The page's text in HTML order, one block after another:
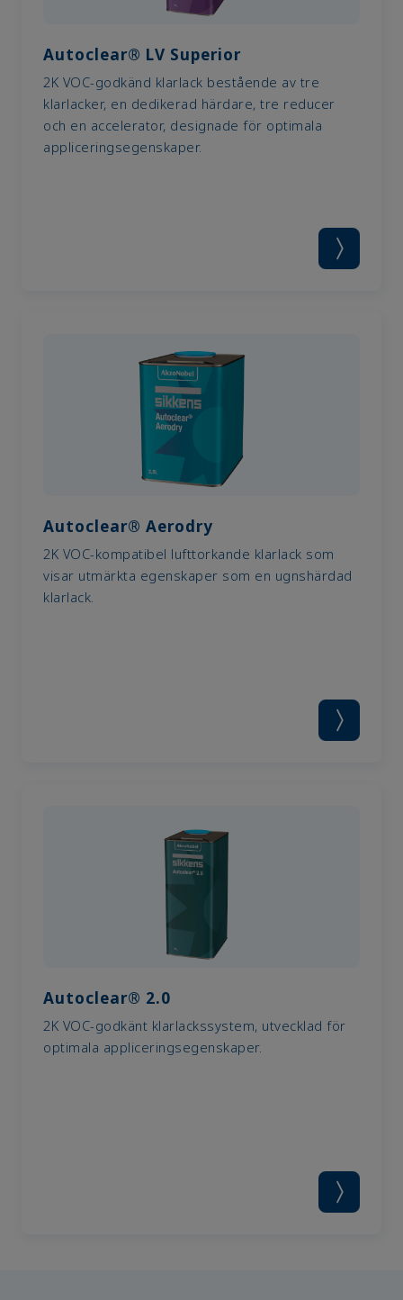
Autoclear® LV Superior
2K VOC-godkänd klarlack bestående av tre
klarlacker, en dedikerad härdare, tre reducer
och en accelerator, designade för optimala
appliceringsegenskaper.
Autoclear® Aerodry
2K VOC-kompatibel lufttorkande klarlack som
visar utmärkta egenskaper som en ugnshärdad
klarlack.
Autoclear® 2.0
2K VOC-godkänt klarlackssystem, utvecklad för
optimala appliceringsegenskaper.